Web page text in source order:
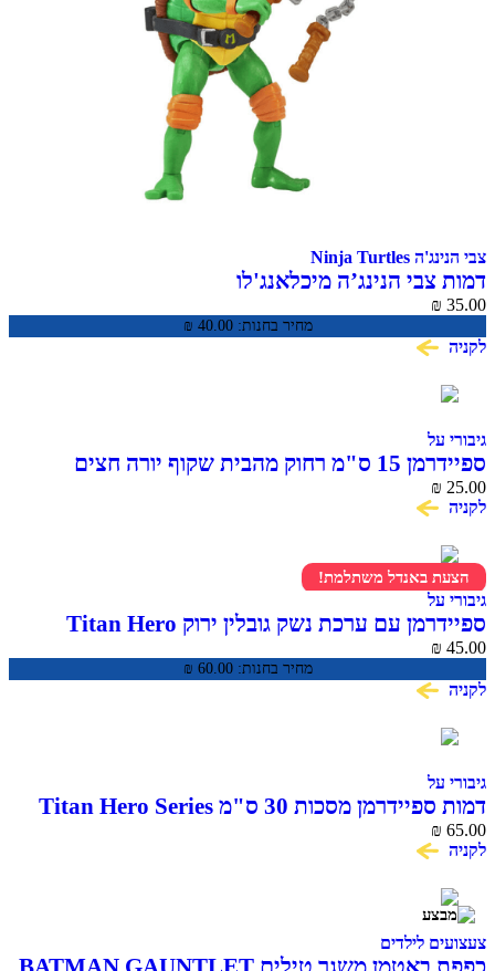
צבי הנינג'ה Ninja Turtles
דמות צבי הנינג’ה מיכלאנג'לו
מחיר בחנות: ₪ 40.00
₪ 35.00
לקניה
גיבורי על
ספיידרמן 15 ס"מ רחוק מהבית שקוף יורה חצים
SPIDER MAN
₪ 25.00
לקניה
הצעת באנדל משתלמת!
גיבורי על
ספיידרמן עם ערכת נשק גובלין ירוק Titan Hero
Series
מחיר בחנות: ₪ 60.00
₪ 45.00
לקניה
גיבורי על
דמות ספיידרמן מסכות 30 ס"מ Titan Hero Series
₪ 65.00
לקניה
צעצועים לילדים